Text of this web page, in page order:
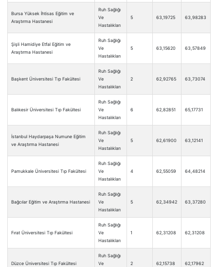
Bursa Yüksek İhtisas Eğitim ve
Araştırma Hastanesi
Ruh Sağlığı
Ve
Hastalıkları
5 63,19725 63,98283
Şişli Hamidiye Etfal Eğitim ve
Araştırma Hastanesi
Ruh Sağlığı
Ve
Hastalıkları
5 63,15620 63,57849
Başkent Üniversitesi Tıp Fakültesi
Ruh Sağlığı
Ve
Hastalıkları
2 62,92765 63,73074
Balıkesir Üniversitesi Tıp Fakültesi
Ruh Sağlığı
Ve
Hastalıkları
6 62,82851 65,17731
İstanbul Haydarpaşa Numune Eğitim
ve Araştırma Hastanesi
Ruh Sağlığı
Ve
Hastalıkları
5 62,61900 63,12141
Pamukkale Üniversitesi Tıp Fakültesi
Ruh Sağlığı
Ve
Hastalıkları
4 62,55059 64,48214
Bağcılar Eğitim ve Araştırma Hastanesi
Ruh Sağlığı
Ve
Hastalıkları
5 62,34942 63,37280
Fırat Üniversitesi Tıp Fakültesi
Ruh Sağlığı
Ve
Hastalıkları
1 62,31208 62,31208
Düzce Üniversitesi Tıp Fakültesi
Ruh Sağlığı
Ve
2 62,15738 62,17962